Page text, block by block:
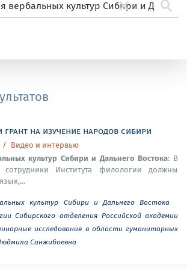
на изучение народов сибири
Видео и интервью
культур Сибири и Дальнего Востока: В
Института филологии должны
культур Сибири и Дальнего Востока
Сибирского отделения Российской академии
исследования в области гуманитарных
Санжибоевна